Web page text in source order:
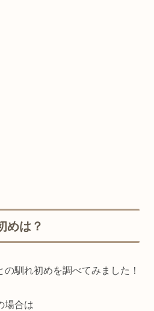
めは？
馴れ初めを調べてみました！
場合は